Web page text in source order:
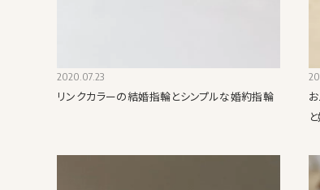
2020.07.23
リンクカラーの結婚指輪とシンプルな婚約指輪